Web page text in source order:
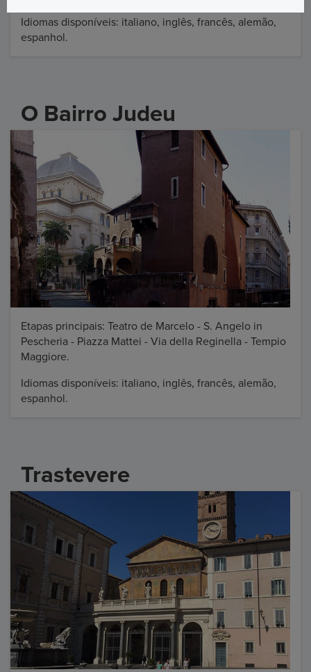
Idiomas disponíveis: italiano, inglês, francês, alemão,
espanhol.
O Bairro Judeu
Etapas principais: Teatro de Marcelo - S. Angelo in
Pescheria - Piazza Mattei - Via della Reginella - Tempio
Maggiore.
Idiomas disponíveis: italiano, inglês, francês, alemão,
espanhol.
Trastevere